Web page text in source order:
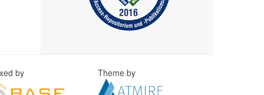
by Theme by